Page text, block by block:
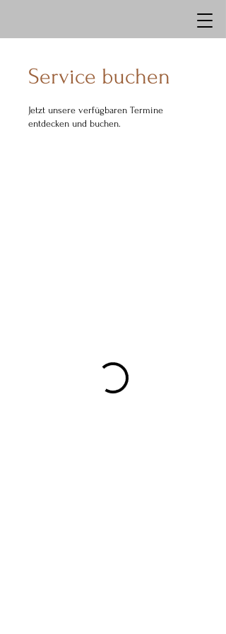
Service buchen
Jetzt unsere verfügbaren Termine
entdecken und buchen.